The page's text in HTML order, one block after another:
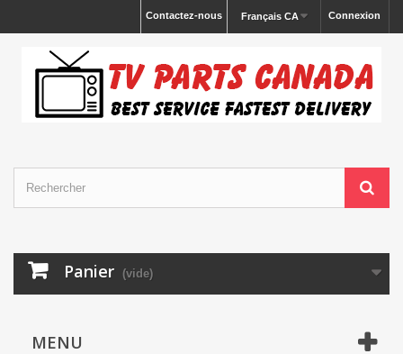
Connexion
Français CA
Contactez-nous
Panier (vide)
MENU